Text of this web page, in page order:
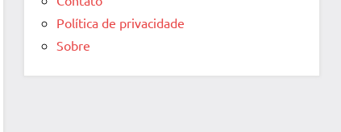
Política de privacidade
Sobre